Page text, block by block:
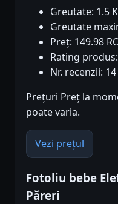
Greutate: 1.5
Greutate
Preț: 149.98
Rating
Nr. recenzii: 14
Prețuri Preț la
poate varia.
Vezi prețul
Fotoliu bebe
Păreri